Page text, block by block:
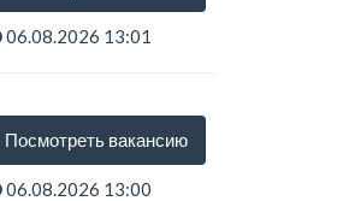
06.08.2026 13:01
Посмотреть вакансию
06.08.2026 13:00